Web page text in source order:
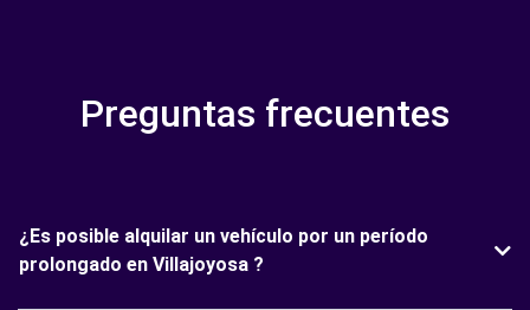
Preguntas frecuentes
¿Es posible alquilar un vehículo por un período
prolongado en Villajoyosa ?